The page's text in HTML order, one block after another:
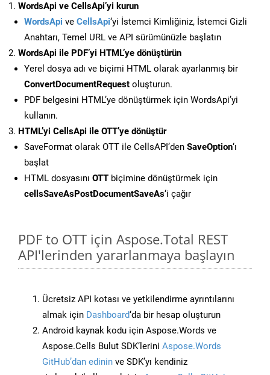
WordsApi ve CellsApi’yi kurun
WordsApi ve CellsApi‘yi İstemci Kimliğiniz, İstemci Gizli
Anahtarı, Temel URL ve API sürümünüzle başlatın
WordsApi ile PDF’yi HTML’ye dönüştürün
Yerel dosya adı ve biçimi HTML olarak ayarlanmış bir
ConvertDocumentRequest oluşturun.
PDF belgesini HTML’ye dönüştürmek için WordsApi’yi
kullanın.
HTML’yi CellsApi ile OTT’ye dönüştür
SaveFormat olarak OTT ile CellsAPI’den SaveOption‘ı
başlat
HTML dosyasını OTT biçimine dönüştürmek için
cellsSaveAsPostDocumentSaveAs‘i çağır
PDF to OTT için Aspose.Total REST
API'lerinden yararlanmaya başlayın
Ücretsiz API kotası ve yetkilendirme ayrıntılarını
almak için Dashboard‘da bir hesap oluşturun
Android kaynak kodu için Aspose.Words ve
Aspose.Cells Bulut SDK’lerini Aspose.Words
GitHub’dan edinin ve SDK’yı kendiniz